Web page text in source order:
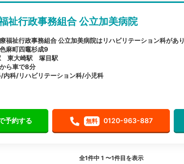
祉行政事務組合 公立加美病院
福祉行政事務組合 公立加美病院はリハビリテーション科があ
麻町四竈杉成9
東大崎駅 塚目駅
ら車で8分
内科/リハビリテーション科/小児科
予約する 無料 0120-963-887
全1件中 1 〜1件目を表示